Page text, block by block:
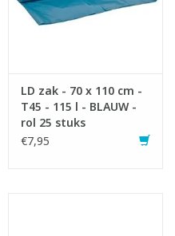
LD zak - 70 x 110 cm -
T45 - 115 l - BLAUW -
rol 25 stuks
€7,95